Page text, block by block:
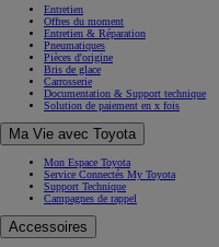
Entretien
Offres du moment
Entretien & Réparation
Pneumatiques
Pièces d'origine
Bris de glace
Carrosserie
Documentation & Support technique
Solution de paiement en x fois
Ma Vie avec Toyota
Mon Espace Toyota
Service Connectés My Toyota
Support Technique
Campagnes de rappel
Accessoires